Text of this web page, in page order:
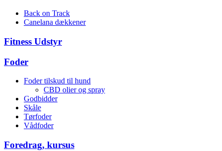
Back on Track
Canelana dækkener
Fitness Udstyr
Foder
Foder tilskud til hund
CBD olier og spray
Godbidder
Skåle
Tørfoder
Vådfoder
Foredrag, kursus